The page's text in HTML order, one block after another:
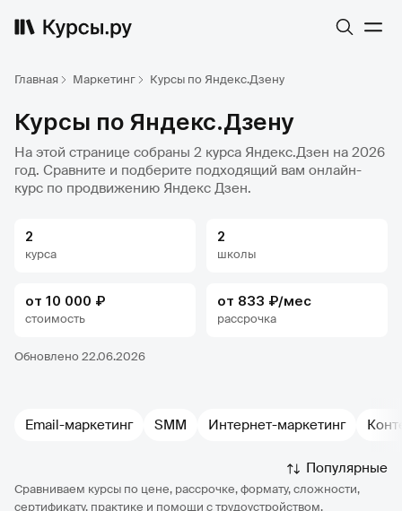
Главная Маркетинг Курсы по Яндекс.Дзену
Курсы по Яндекс.Дзену
На этой странице собраны 2 курса Яндекс.Дзен на 2026
год. Сравните и подберите подходящий вам онлайн-
курс по продвижению Яндекс Дзен.
2
курса
2
школы
от 10 000 ₽
стоимость
от 833 ₽/мес
рассрочка
Обновлено 22.06.2026
Email-маркетинг SMM Интернет-маркетинг
Популярные
Сравниваем курсы по цене, рассрочке, формату, сложности,
сертификату, практике и помощи с трудоустройством.